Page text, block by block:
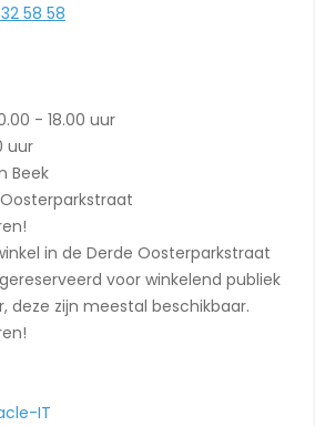
58 58
- 18.00 uur
uur
Beek
in de Derde Oosterparkstraat
voor winkelend publiek
deze zijn meestal beschikbaar.
IT